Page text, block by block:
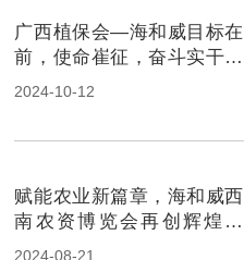
广西植保会—海和威目标在
前，使命崔征，奋斗实干启
新程
2024-10-12
赋能农业新篇章，海和威西
南农资博览会再创辉煌佳
绩！
2024-08-21